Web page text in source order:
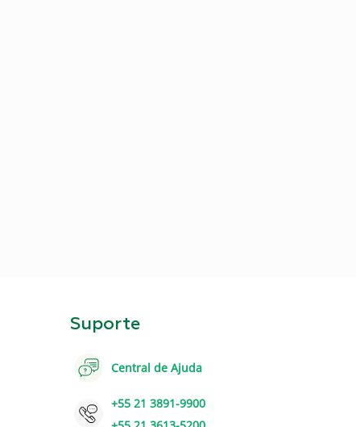
Suporte
Central de Ajuda
+55 21 3891-9900